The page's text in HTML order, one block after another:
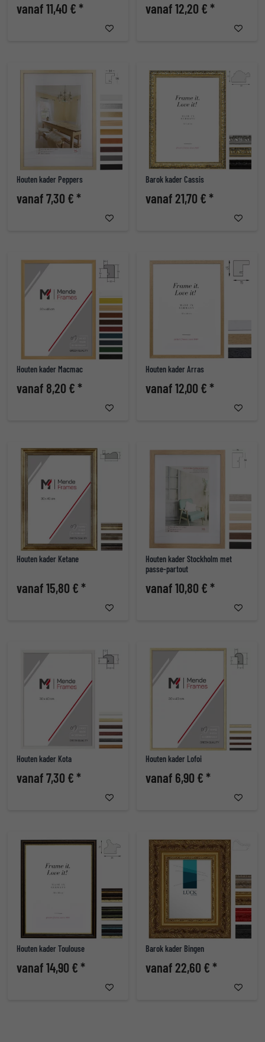
vanaf 11,40 € * vanaf 12,20 € *
Houten kader Peppers
vanaf 7,30 € *
Barok kader Cassis
vanaf 21,70 € *
Houten kader Macmac
vanaf 8,20 € *
Houten kader Arras
vanaf 12,00 € *
Houten kader Ketane
vanaf 15,80 € *
Houten kader Stockholm met
passe-partout
vanaf 10,80 € *
Houten kader Kota
vanaf 7,30 € *
Houten kader Lofoi
vanaf 6,90 € *
Houten kader Toulouse
vanaf 14,90 € *
Barok kader Bingen
vanaf 22,60 € *